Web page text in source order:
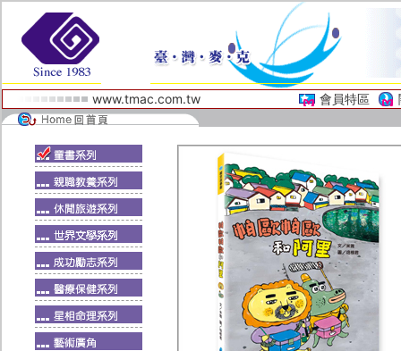
www.tmac.com.tw 會員特區